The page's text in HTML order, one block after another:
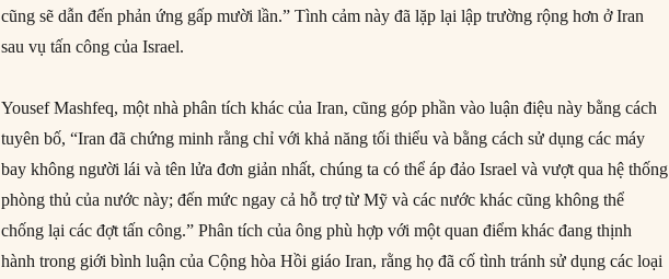
cũng sẽ dẫn đến phản ứng gấp mười lần.” Tình cảm này đã lặp lại lập trường rộng hơn ở Iran
sau vụ tấn công của Israel.
Yousef Mashfeq, một nhà phân tích khác của Iran, cũng góp phần vào luận điệu này bằng cách
tuyên bố, “Iran đã chứng minh rằng chỉ với khả năng tối thiểu và bằng cách sử dụng các máy
bay không người lái và tên lửa đơn giản nhất, chúng ta có thể áp đảo Israel và vượt qua hệ thống
phòng thủ của nước này; đến mức ngay cả hỗ trợ từ Mỹ và các nước khác cũng không thể
chống lại các đợt tấn công.” Phân tích của ông phù hợp với một quan điểm khác đang thịnh
hành trong giới bình luận của Cộng hòa Hồi giáo Iran, rằng họ đã cố tình tránh sử dụng các loại